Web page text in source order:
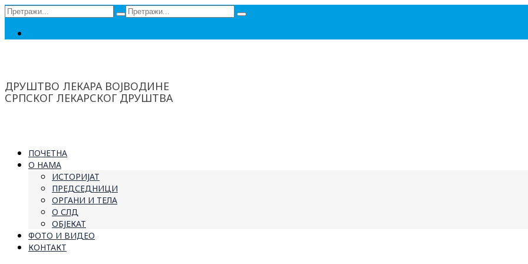
Сеарцх
фор:
Сеарцх
фор:
ДРУШТВО ЛЕКАРА ВОЈВОДИНЕ
СРПСКОГ ЛЕКАРСКОГ ДРУШТВА
ПОЧЕТНА
О НАМА
ИСТОРИЈАТ
ПРЕДСЕДНИЦИ
ОРГАНИ И ТЕЛА
О СЛД
ОБЈЕКАТ
ФОТО И ВИДЕО
КОНТАКТ